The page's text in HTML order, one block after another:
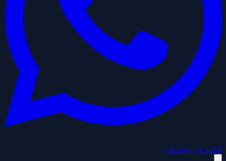
اكتب عبر واتساب